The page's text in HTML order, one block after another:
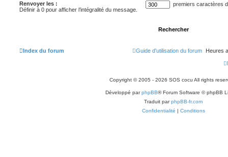
Renvoyer les :
Définir à 0 pour afficher l’intégralité du message.
premiers caractères
Index du forum Heures
Guide d'utilisation du forum
Copyright © 2005 - 2026 SOS cocu All rights
Développé parphpBB® Forum Software © phpBB
Traduit parphpBB-fr.com
Confidentialité | Conditions